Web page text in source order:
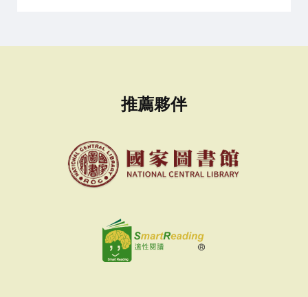
推薦夥伴